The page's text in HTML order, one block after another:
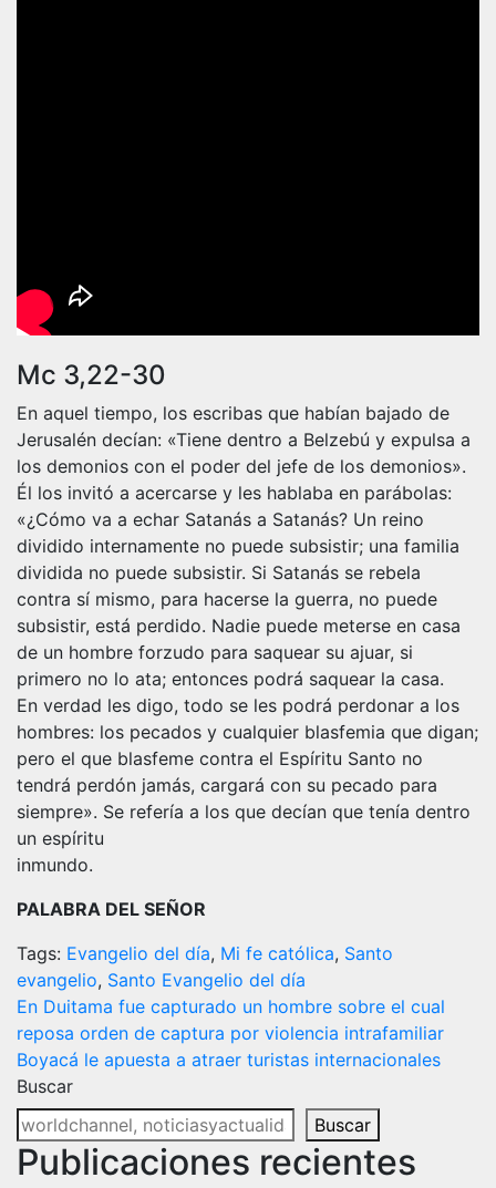
Mc 3,22-30
En aquel tiempo, los escribas que habían bajado de
Jerusalén decían: «Tiene dentro a Belzebú y expulsa a
los demonios con el poder del jefe de los demonios».
Él los invitó a acercarse y les hablaba en parábolas:
«¿Cómo va a echar Satanás a Satanás? Un reino
dividido internamente no puede subsistir; una familia
dividida no puede subsistir. Si Satanás se rebela
contra sí mismo, para hacerse la guerra, no puede
subsistir, está perdido. Nadie puede meterse en casa
de un hombre forzudo para saquear su ajuar, si
primero no lo ata; entonces podrá saquear la casa.
En verdad les digo, todo se les podrá perdonar a los
hombres: los pecados y cualquier blasfemia que digan;
pero el que blasfeme contra el Espíritu Santo no
tendrá perdón jamás, cargará con su pecado para
siempre». Se refería a los que decían que tenía dentro
un espíritu
inmundo.
PALABRA DEL SEÑOR
Tags: Evangelio del día, Mi fe católica, Santo
evangelio, Santo Evangelio del día
Navegación
de
entradas
En Duitama fue capturado un hombre sobre el cual
reposa orden de captura por violencia intrafamiliar
Boyacá le apuesta a atraer turistas internacionales
Buscar
Buscar
Publicaciones recientes